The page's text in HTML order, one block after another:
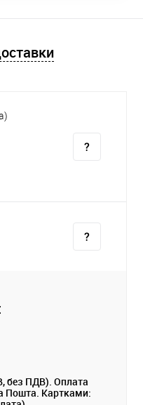
без ПДВ). Оплата
Пошта. Картками: